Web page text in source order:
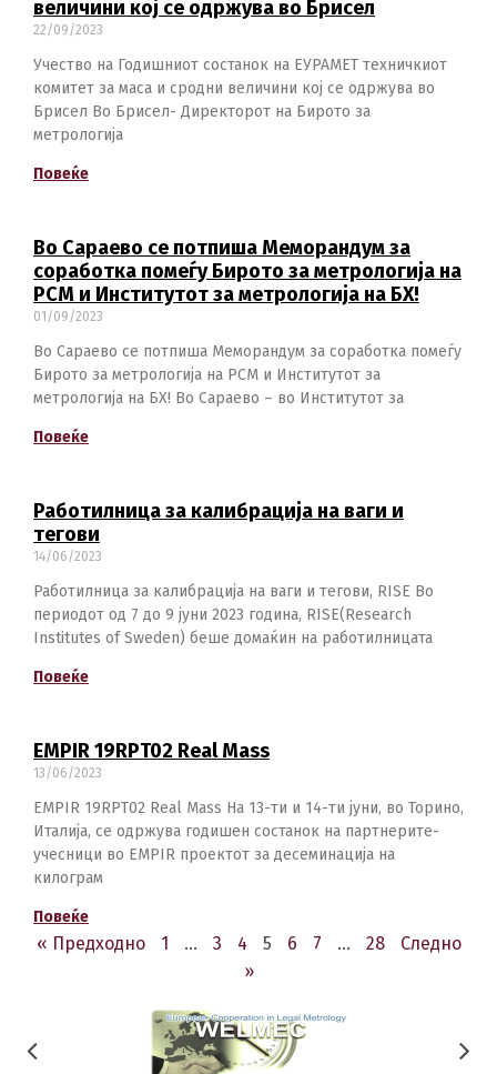
величини кој се одржува во Брисел
22/09/2023
Учество на Годишниот состанок на ЕУРАМЕТ техничкиот
комитет за маса и сродни величини кој се одржува во
Брисел Во Брисел- Директорот на Бирото за
метрологија
Повеќе
Во Сараево се потпиша Меморандум за
соработка помеѓу Бирото за метрологија на
РСМ и Институтот за метрологија на БХ!
01/09/2023
Во Сараево се потпиша Меморандум за соработка помеѓу
Бирото за метрологија на РСМ и Институтот за
метрологија на БХ! Во Сараево – во Институтот за
Повеќе
Работилница за калибрација на ваги и
тегови
14/06/2023
Работилница за калибрација на ваги и тегови, RISE Во
периодот од 7 до 9 јуни 2023 година, RISE(Research
Institutes of Sweden) беше домаќин на работилницата
Повеќе
EMPIR 19RPT02 Real Mass
13/06/2023
EMPIR 19RPT02 Real Mass На 13-ти и 14-ти јуни, во Торино,
Италија, се одржува годишен состанок на партнерите-
учесници во EMPIR проектот за десеминација на
килограм
Повеќе
« Предходно 1 … 3 4 5 6 7 … 28
Следно
»
македонски Albanian